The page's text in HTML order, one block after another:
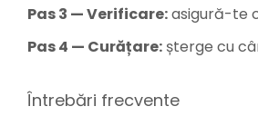
Pas 3 — Verificare:asigură-te
Pas 4 — Curățare: șterge cu
Întrebări frecvente